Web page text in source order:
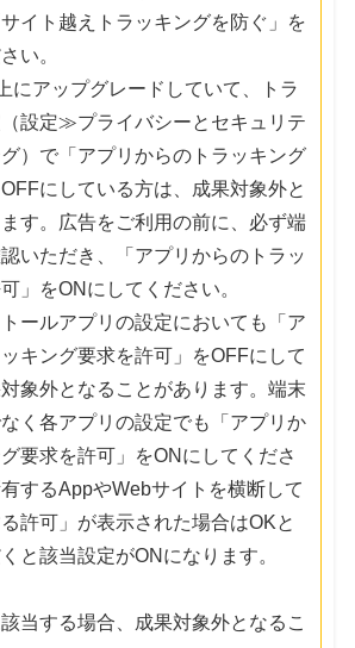
イト越えトラッキングを防ぐ」を
い。
にアップグレードしていて、トラ
設定≫プライバシーとセキュリテ
）で「アプリからのトラッキング
にしている方は、成果対象外と
す。広告をご利用の前に、必ず端
いただき、「アプリからのトラッ
」をONにしてください。
ールアプリの設定においても「ア
キング要求を許可」をOFFにして
象外となることがあります。端末
く各アプリの設定でも「アプリか
要求を許可」をONにしてくださ
するAppやWebサイトを横断して
許可」が表示された場合はOKと
と該当設定がONになります。
当する場合、成果対象外となるこ